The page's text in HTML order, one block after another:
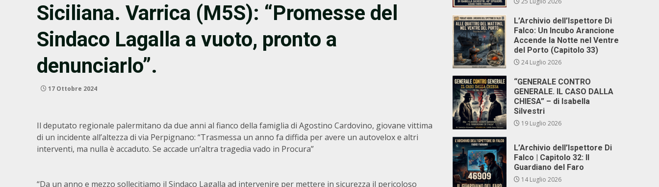
Siciliana. Varrica (M5S): “Promesse del
Sindaco Lagalla a vuoto, pronto a
denunciarlo”.
17 Ottobre 2024
Il deputato regionale palermitano da due anni al fianco della famiglia di Agostino Cardovino, giovane vittima
di un incidente all’altezza di via Perpignano: “Trasmessa un anno fa diffida per avere un autovelox e altri
interventi, ma nulla è accaduto. Se accade un’altra tragedia vado in Procura”
“Da un anno e mezzo sollecitiamo il Sindaco Lagalla ad intervenire per mettere in sicurezza il pericoloso
L’Archivio dell’Ispettore Di
Falco: Un Incubo Arancione
Accende la Notte nel Ventre
del Porto (Capitolo 33)
24 Luglio 2026
“GENERALE CONTRO
GENERALE. IL CASO DALLA
CHIESA” – di Isabella
Silvestri
19 Luglio 2026
L’Archivio dell’Ispettore Di
Falco | Capitolo 32: Il
Guardiano del Faro
14 Luglio 2026